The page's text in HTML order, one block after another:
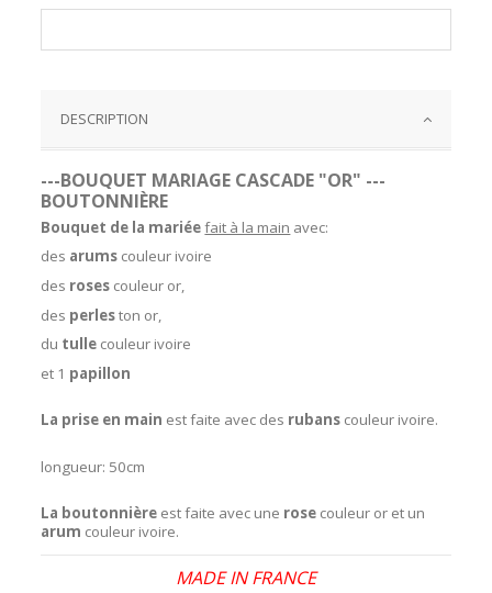
DESCRIPTION
---BOUQUET MARIAGE CASCADE "OR" ---
BOUTONNIÈRE
Bouquet de la mariéefait à la main avec:
des arums couleur ivoire
des roses couleur or,
des perleston or,
du tulle couleur ivoire
et 1 papillon
La prise en main est faite avec des rubans couleur ivoire.
longueur: 50cm
La boutonnière est faite avec une rose couleur or et un
arum couleur ivoire.
MADE IN FRANCE